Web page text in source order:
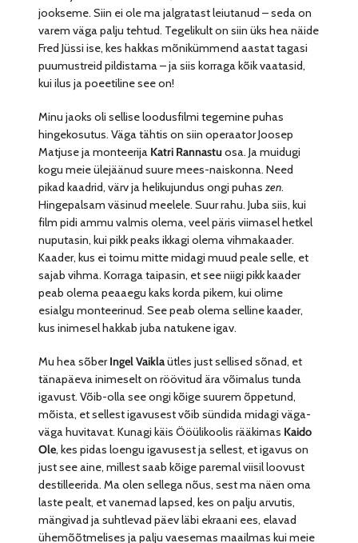
jookseme. Siin ei ole ma jalgratast leiutanud – seda on
varem väga palju tehtud. Tegelikult on siin üks hea näide
Fred Jüssi ise, kes hakkas mõnikümmend aastat tagasi
puumustreid pildistama – ja siis korraga kõik vaatasid,
kui ilus ja poeetiline see on!
Minu jaoks oli sellise loodusfilmi tegemine puhas
hingekosutus. Väga tähtis on siin operaator Joosep
Matjuse ja monteerija Katri Rannastuosa. Ja muidugi
kogu meie ülejäänud suure mees-naiskonna. Need
pikad kaadrid, värv ja helikujundus ongi puhaszen.
Hingepalsam väsinud meelele. Suur rahu. Juba siis, kui
film pidi ammu valmis olema, veel päris viimasel hetkel
nuputasin, kui pikk peaks ikkagi olema vihmakaader.
Kaader, kus ei toimu mitte midagi muud peale selle, et
sajab vihma. Korraga taipasin, et see niigi pikk kaader
peab olema peaaegu kaks korda pikem, kui olime
esialgu monteerinud. See peab olema selline kaader,
kus inimesel hakkab juba natukene igav.
Mu hea sõberIngel Vaiklaütles just sellised sõnad, et
tänapäeva inimeselt on röövitud ära võimalus tunda
igavust. Võib-olla see ongi kõige suurem õppetund,
mõista, et sellest igavusest võib sündida midagi väga-
väga huvitavat. Kunagi käis Ööülikoolis rääkimas Kaido
Ole, kes pidas loengu igavusest ja sellest, et igavus on
just see aine, millest saab kõige paremal viisil loovust
destilleerida. Ma olen sellega nõus, sest ma näen oma
laste pealt, et vanemad lapsed, kes on palju arvutis,
mängivad ja suhtlevad päev läbi ekraani ees, elavad
ühemõõtmelises ja palju vaesemas maailmas kui meie